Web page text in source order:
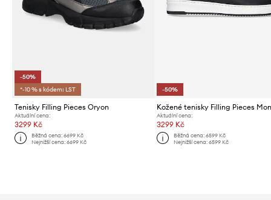
-50%
*-10 % s kódem: LST
Tenisky Filling Pieces Oryon
Aktuální cena:
3299 Kč
Běžná cena:6699 Kč
Nejnižší cena:6699 Kč
-50%
Aktuální cena:
3299 Kč
Běžná cena: 6599 Kč
Nejnižší cena: 6599 Kč